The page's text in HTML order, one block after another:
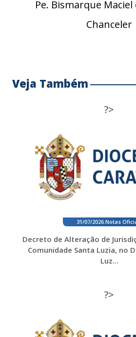
Pe. Bismarque
Chanceler
Veja Também
?>
31/07/2026. Notas
Decreto de Alteração de
Comunidade Santa Luzia, no
Luz...
?>